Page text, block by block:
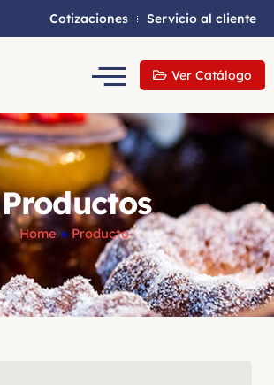
Cotizaciones Servicio al cliente
Ver Catálogo
Productos
Home » Producto